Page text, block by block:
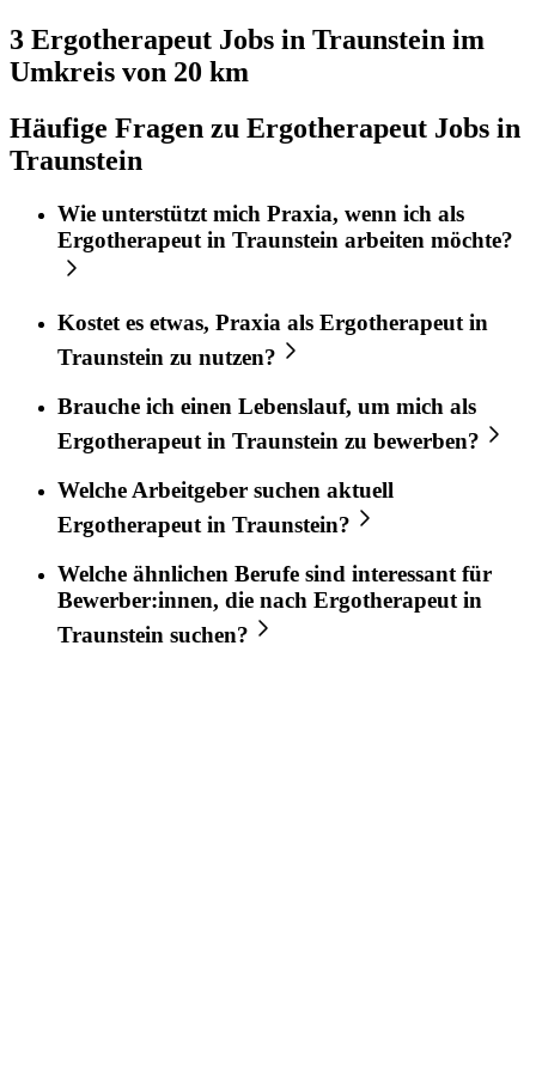
3 Ergotherapeut Jobs in Traunstein im
Umkreis von 20 km
Häufige Fragen zu Ergotherapeut Jobs in
Traunstein
Wie unterstützt mich Praxia, wenn ich als
Ergotherapeut in Traunstein arbeiten möchte?
Kostet es etwas, Praxia als Ergotherapeutin
Traunstein zu nutzen?
Brauche ich einen Lebenslauf, um mich als
Ergotherapeut in Traunstein zu bewerben?
Welche Arbeitgeber suchen aktuell
Ergotherapeut in Traunstein?
Welche ähnlichen Berufe sind interessant für
Bewerber:innen, die nach Ergotherapeut in
Traunstein suchen?